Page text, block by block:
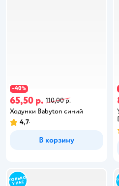
−40%
65,50 р. 110,00 р.
Ходунки Babyton синий
4,7
В корзину